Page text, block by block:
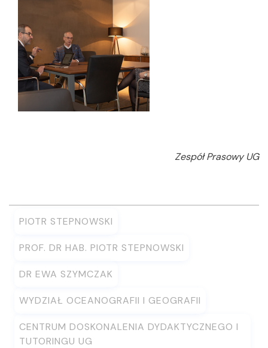
Zespół Prasowy UG
PIOTR STEPNOWSKI
PROF. DR HAB. PIOTR STEPNOWSKI
DR EWA SZYMCZAK
WYDZIAŁ OCEANOGRAFII I GEOGRAFII
CENTRUM DOSKONALENIA DYDAKTYCZNEGO I
TUTORINGU UG